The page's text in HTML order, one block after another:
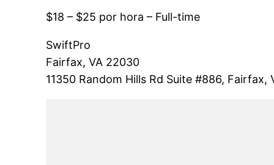
$18 – $25 por hora – Full-time
SwiftPro
Fairfax, VA 22030
11350 Random Hills Rd Suite #886,